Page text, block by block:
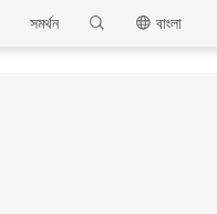
MEmu
বাংলা
সমর্থন